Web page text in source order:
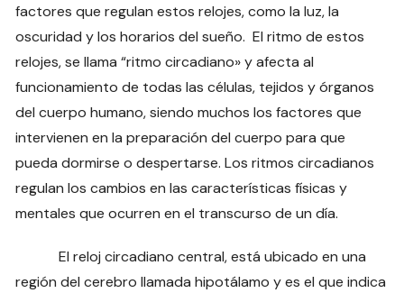
factores que regulan estos relojes, como la luz, la
oscuridad y los horarios del sueño. El ritmo de estos
relojes, se llama “ritmo circadiano» y afecta al
funcionamiento de todas las células, tejidos y órganos
del cuerpo humano, siendo muchos los factores que
intervienen en la preparación del cuerpo para que
pueda dormirse o despertarse. Los ritmos circadianos
regulan los cambios en las características físicas y
mentales que ocurren en el transcurso de un día.
El reloj circadiano central, está ubicado en una
región del cerebro llamada hipotálamo y es el que indica